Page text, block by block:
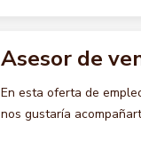
Asesor de
En esta oferta de
nos gustaría